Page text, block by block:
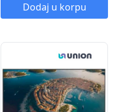
Dodaj u korpu